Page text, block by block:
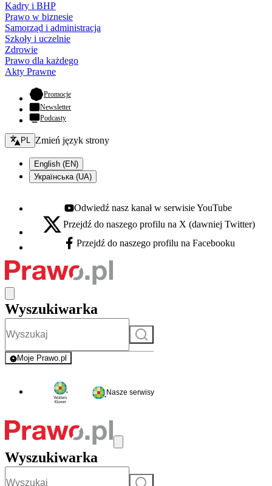
Kadry i BHP
Prawo w biznesie
Samorząd i administracja
Szkoły i uczelnie
Zdrowie
Prawo dla każdego
Akty Prawne
Promocje- otwiera się w nowej karcie
Newsletter
Podcasty
Zmień język - bieżący:
PL Zmień język strony
English (EN)
Українська (UA)
Youtube - otwiera się w nowej karcie
Odwiedź nasz kanał w serwisie YouTube
X - otwiera się w nowej karcie
Przejdź do naszego profilu na X (dawniej Twitter)
Facebook - otwiera się w nowej karcie
Przejdź do naszego profilu na Facebooku
Wyszukiwarka
Szukaj
Moje Prawo.pl
- rejestracja i logowanie do serwisu
Nasze serwisy
Wyszukiwarka
Szukaj